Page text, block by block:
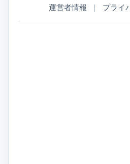
運営者情報 ｜ プライ